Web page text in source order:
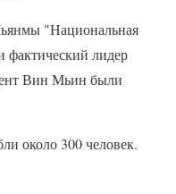
"Национальная
лидер
Вин Мьин были
около 300 человек.